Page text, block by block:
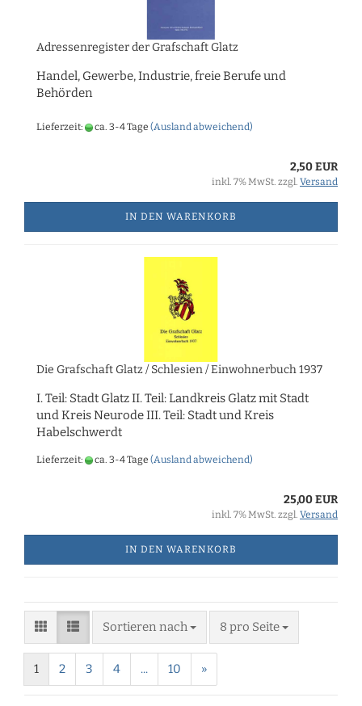
Adressenregister der Grafschaft Glatz
Handel, Gewerbe, Industrie, freie Berufe und
Behörden
Lieferzeit: ca. 3-4 Tage (Ausland abweichend)
2,50 EUR
inkl. 7% MwSt. zzgl. Versand
IN DEN WARENKORB
Die Grafschaft Glatz / Schlesien / Einwohnerbuch 1937
I. Teil: Stadt Glatz II. Teil: Landkreis Glatz mit Stadt
und Kreis Neurode III. Teil: Stadt und Kreis
Habelschwerdt
Lieferzeit: ca. 3-4 Tage (Ausland abweichend)
25,00 EUR
inkl. 7% MwSt. zzgl. Versand
IN DEN WARENKORB
Sortieren nach 8 pro Seite
1 2 3 4 ... 10 »